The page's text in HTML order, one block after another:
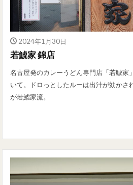
2024年1月30日
若鯱家 錦店
名古屋発のカレーうどん専門店「若鯱家
いて。ドロっとしたルーは出汁が効かさ
が若鯱家流。